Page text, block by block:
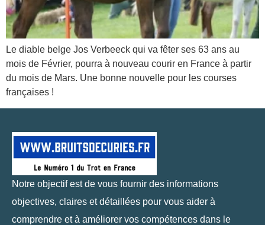
Le diable belge Jos Verbeeck qui va fêter ses 63 ans au
mois de Février, pourra à nouveau courir en France à partir
du mois de Mars. Une bonne nouvelle pour les courses
françaises !
Notre objectif est de vous fournir des informations
objectives, claires et détaillées pour vous aider à
comprendre et à améliorer vos compétences dans le